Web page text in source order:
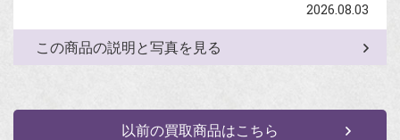
2026.08.03
この商品の説明と写真を見る
以前の買取商品はこちら